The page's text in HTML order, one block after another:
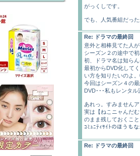
がっくしです。
でも、人気番組だっ
Re: ドラマの最終回
意外と相棒見てた人
シーズン２の途中で
初、ドラマ名は知ら
最初からDVD化して
い方を知りたいのよ
今回はシーズン４の
DVD･･･私もレンタ
あれっ。すみません
実は【ねこニャんだ
のまま残しておくこ
ｺﾐｭﾆﾃｨｻｲﾄのほうも
Re: ドラマの最終回